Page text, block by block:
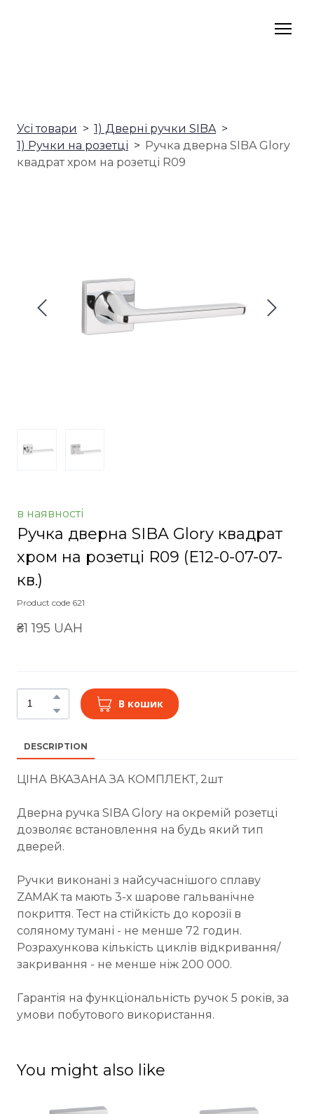
Усі товари
1) Дверні ручки SIBA
1) Ручки на розетці
Ручка дверна SIBA Glory
квадрат хром на розетці R09
в наявності
Ручка дверна SIBA Glory квадрат
хром на розетці R09 (E12-0-07-07-
кв.)
Product code 621
₴1 195 UAH
В кошик
DESCRIPTION
ЦІНА ВКАЗАНА ЗА КОМПЛЕКТ, 2шт
Дверна ручка SIBA Glory на окремій розетці
дозволяє встановлення на будь який тип
дверей.
Ручки виконані з найсучаснішого сплаву
ZAMAK та мають 3-х шарове гальванічне
покриття. Тест на стійкість до корозії в
соляному тумані - не менше 72 годин.
Розрахункова кількість циклів відкривання/
закривання - не менше ніж 200 000.
Гарантія на функціональність ручок 5 років, за
умови побутового використання.
You might also like